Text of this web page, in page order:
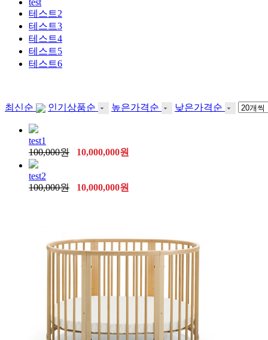
test
테스트2
테스트3
테스트4
테스트5
테스트6
최신순 인기상품순 높은가격순 낮은가격순
test1
100,000원
10,000,000원
test2
100,000원
10,000,000원